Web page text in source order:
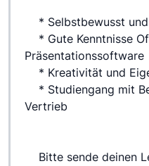
* Selbstbewusst
Präsentationssoftware
* Kreativität und
Vertrieb